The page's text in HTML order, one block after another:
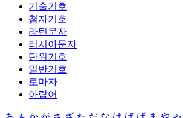
기술기호
첨자기호
라틴문자
러시아문자
단위기호
일반기호
로마자
아랍어